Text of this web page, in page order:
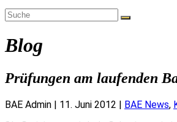
Blog
Prüfungen am laufenden
BAE Admin | 11. Juni 2012 | BAE News,